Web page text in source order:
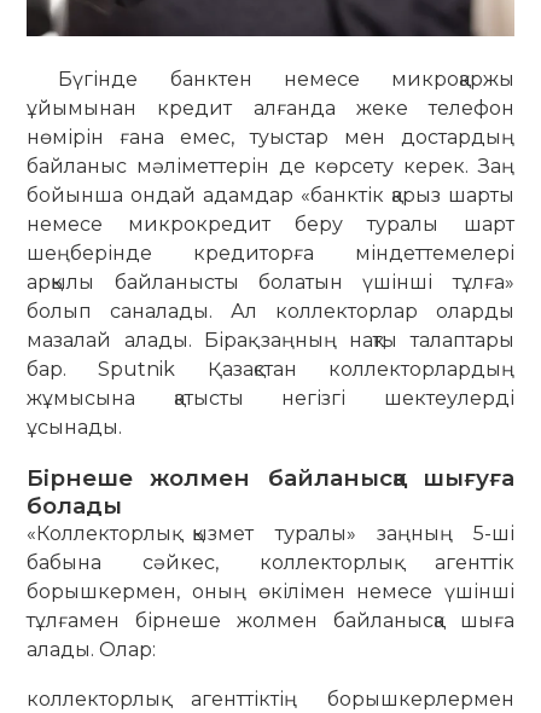
Бүгінде банктен немесе микроқаржы
ұйымынан кредит алғанда жеке телефон
нөмірін ғана емес, туыстар мен достардың
байланыс мәліметтерін де көрсету керек. Заң
бойынша ондай адамдар «банктік қарыз шарты
немесе микрокредит беру туралы шарт
шеңберінде кредиторға міндеттемелері
арқылы байланысты болатын үшінші тұлға»
болып саналады. Ал коллекторлар оларды
мазалай алады. Бірақ заңның нақты талаптары
бар. Sputnik Қазақстан коллекторлардың
жұмысына қатысты негізгі шектеулерді
ұсынады.
Бірнеше жолмен байланысқа шығуға
болады
«Коллекторлық қызмет туралы» заңның 5-ші
бабына сәйкес, коллекторлық агенттік
борышкермен, оның өкілімен немесе үшінші
тұлғамен бірнеше жолмен байланысқа шыға
алады. Олар:
коллекторлық агенттіктің борышкерлермен